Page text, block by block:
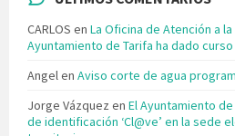
CARLOS en La Oficina de Atención a
Ayuntamiento de Tarifa ha dado
Angelen Aviso corte de agua
Jorge Vázquez en El Ayuntamiento
de identificación ‘Cl@ve’ en la sede